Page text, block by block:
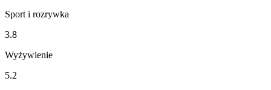
Sport i rozrywka
3.8
Wyżywienie
5.2